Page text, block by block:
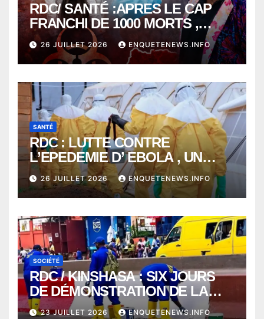
RDC/ SANTÉ :APRES LE CAP
FRANCHI DE 1000 MORTS ,
EBOLA BAT SON RECORD AVEC
PLUS DE 400 DÉCÈS EN
SEULEMENT UNE SEMAINE
26 JUILLET 2026 ENQUETENEWS.INFO
SANTÉ
RDC : LUTTE CONTRE
L’EPEDEMIE D’ EBOLA , UN
MÉDECIN DE PLUS SUCCOMBE
À BUNIA
26 JUILLET 2026 ENQUETENEWS.INFO
SOCIÉTÉ
RDC / KINSHASA : SIX JOURS
DE DÉMONSTRATION DE LA
VOLONTÉ DE CHANGER
23 JUILLET 2026 ENQUETENEWS.INFO